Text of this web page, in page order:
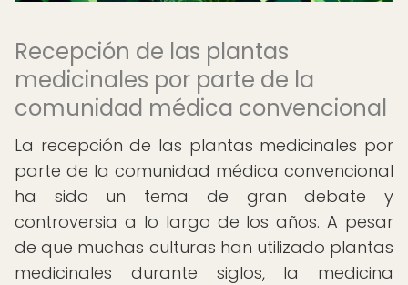
Recepción de las plantas
medicinales por parte de la
comunidad médica convencional
La recepción de las plantas medicinales por
parte de la comunidad médica convencional
ha sido un tema de gran debate y
controversia a lo largo de los años. A pesar
de que muchas culturas han utilizado plantas
medicinales durante siglos, la medicina